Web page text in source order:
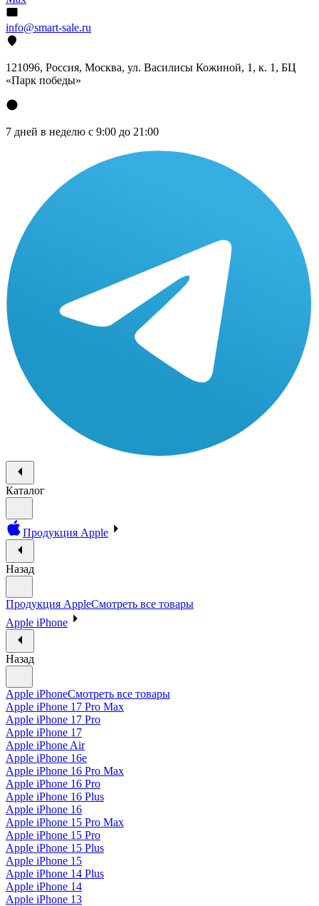
info@smart-sale.ru
121096, Россия, Москва, ул. Василисы Кожиной, 1, к. 1, БЦ
«Парк победы»
7 дней в неделю с 9:00 до 21:00
Каталог
Продукция Apple
Назад
Продукция AppleСмотреть все товары
Apple iPhone
Назад
Apple iPhoneСмотреть все товары
Apple iPhone 17 Pro Max
Apple iPhone 17 Pro
Apple iPhone 17
Apple iPhone Air
Apple iPhone 16e
Apple iPhone 16 Pro Max
Apple iPhone 16 Pro
Apple iPhone 16 Plus
Apple iPhone 16
Apple iPhone 15 Pro Max
Apple iPhone 15 Pro
Apple iPhone 15 Plus
Apple iPhone 15
Apple iPhone 14 Plus
Apple iPhone 14
Apple iPhone 13